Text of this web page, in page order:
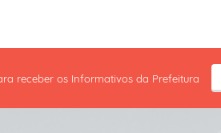
receber os Informativos da Prefeitura